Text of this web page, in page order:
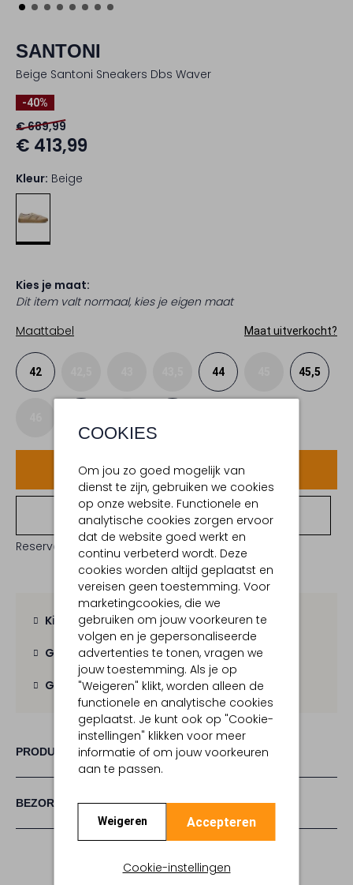
COOKIES
Om jou zo goed mogelijk van
dienst te zijn, gebruiken we cookies
op onze website. Functionele en
analytische cookies zorgen ervoor
dat de website goed werkt en
continu verbeterd wordt. Deze
cookies worden altijd geplaatst en
vereisen geen toestemming. Voor
marketingcookies, die we
gebruiken om jouw voorkeuren te
volgen en je gepersonaliseerde
advertenties te tonen, vragen we
jouw toestemming. Als je op
"Weigeren" klikt, worden alleen de
functionele en analytische cookies
geplaatst. Je kunt ook op "Cookie-
instellingen" klikken voor meer
informatie of om jouw voorkeuren
aan te passen.
Weigeren Accepteren
Cookie-instellingen
SANTONI
Beige Santoni Sneakers Dbs Waver
-40%
€ 689,99
€ 413,99
Kleur: Beige
Kies je maat:
Dit item valt normaal, kies je eigen maat
Maattabel
Maat uitverkocht?
42 44 45,5
Voeg toe
Bekijk winkelvoorraad
Reserveer direct in een van onze 19 boutiques
Kies zelf je bezorgmoment
Gratis verzending vanaf € 100,-
Gratis retourbinnen 30 dagen
PRODUCT INFORMATIE
BEZORGEN & RETOURNEREN